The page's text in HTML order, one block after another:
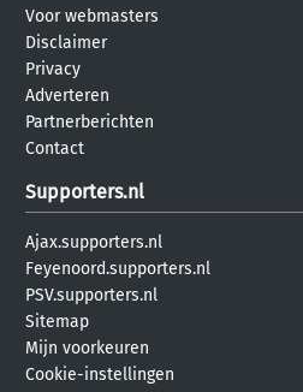
Voor webmasters
Disclaimer
Privacy
Adverteren
Partnerberichten
Contact
Supporters.nl
Ajax.supporters.nl
Feyenoord.supporters.nl
PSV.supporters.nl
Sitemap
Mijn voorkeuren
Cookie-instellingen